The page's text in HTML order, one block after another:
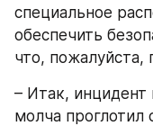
специальное
обеспечить
что, пожалуйста,
– Итак,
молча проглотил